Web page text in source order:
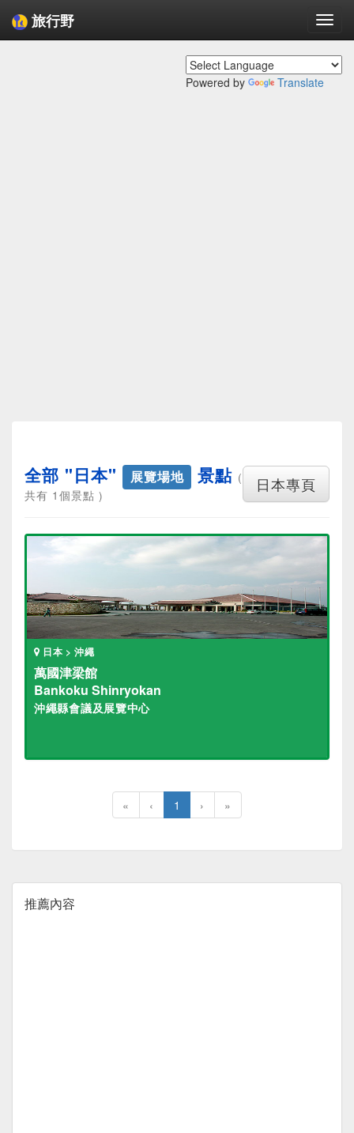
旅行野
Powered by Translate
日本專頁
全部 "日本" 展覽場地 景點 (
共有 1個景點 )
日本 > 沖繩
萬國津梁館
Bankoku Shinryokan
沖繩縣會議及展覽中心
« ‹ 1 › »
推薦內容